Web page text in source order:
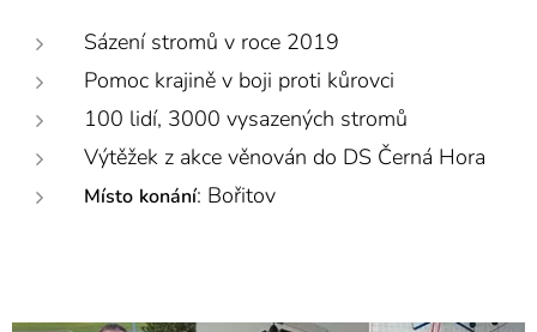
Sázení stromů v roce 2019
Pomoc krajině v boji proti kůrovci
100 lidí, 3000 vysazených stromů
Výtěžek z akce věnován do DS Černá Hora
Místo konání: Bořitov